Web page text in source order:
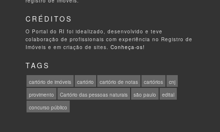
CRÉDITOS
O Portal do RI foi idealizado, desenvolvido e teve
colaboração de profissionais com experiência no Registro de
Imóveis e em criação de sites.Conheça-os!
TAGS
cartório de imóveis cartório cartório de notas cartórios
cnj
provimento
Cartório das pessoas naturais são paulo
edital
concurso público